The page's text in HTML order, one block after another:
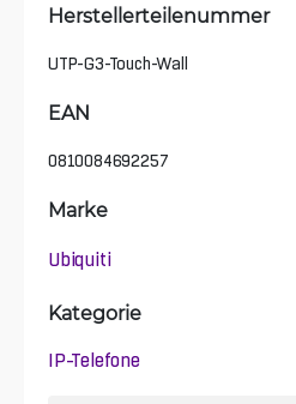
Herstellerteilenummer
UTP-G3-Touch-Wall
EAN
0810084692257
Marke
Ubiquiti
Kategorie
IP-Telefone